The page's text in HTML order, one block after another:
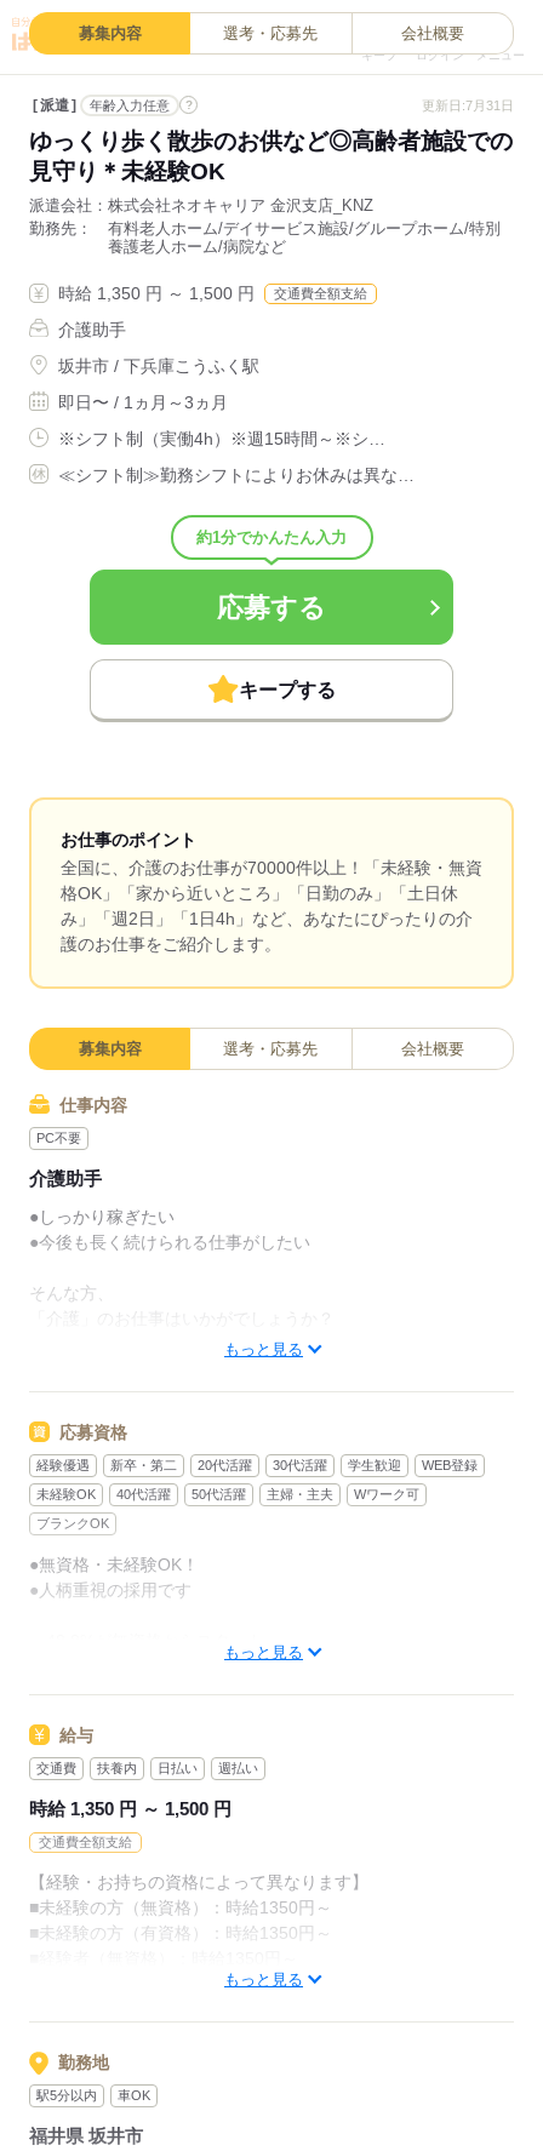
キープ ログイン メニュー
募集内容 選考・応募先 会社概要
派遣 年齢入力任意 ? 更新日:7月31日
ゆっくり歩く散歩のお供など◎高齢者施設での
見守り＊未経験OK
派遣会社
株式会社ネオキャリア 金沢支店_KNZ
勤務先
有料老人ホーム/デイサービス施設/グループホーム/特別
養護老人ホーム/病院など
時給 1,350 円 ～ 1,500 円 交通費全額支給
介護助手
坂井市 / 下兵庫こうふく駅
即日〜 / 1ヵ月～3ヵ月
※シフト制（実働4h）※週15時間～※シ…
≪シフト制≫勤務シフトによりお休みは異な…
約1分でかんたん入力
応募する
キープする
お仕事のポイント
全国に、介護のお仕事が70000件以上！「未経験・無資
格OK」「家から近いところ」「日勤のみ」「土日休
み」「週2日」「1日4h」など、あなたにぴったりの介
護のお仕事をご紹介します。
募集内容 選考・応募先 会社概要
仕事内容
PC不要
介護助手
●しっかり稼ぎたい
●今後も長く続けられる仕事がしたい
そんな方、
経験や資格がまったくいらない
“サポート”的なお仕事が増えてるんです。
たとえば、未経験・無資格の
新人さんにお任せするのは
の補充・運搬 など
カンタンなお仕事ばかり。
お仕事に慣れてきたら、少しずつ
専門的なこともお任せしていきます。
（食事・入浴・お手洗いのサポートなど）
きちんと経験を積めば、
あなたもはじめてみませんか？
応募する
もっと見る
応募資格
経験優遇 新卒・第二 20代活躍 30代活躍 学生歓迎
WEB登録
未経験OK
40代活躍 50代活躍 主婦・主夫
Wワーク可
ブランクOK
●無資格・未経験OK！
●人柄重視の採用です
・56.7％が未経験からスタート
スクールもありますし、
働ける職場をご紹介するなど、
介護未経験の方を全力でバックアップします！
もちろん経験者の方や、
介護福祉士、ケアマネージャー、
介護職員初任者研修等の資格保有者の方も大歓迎！
もっと見る
給与
交通費 扶養内 日払い 週払い
時給 1,350 円 ～ 1,500 円
交通費全額支給
【経験・お持ちの資格によって異なります】
■未経験の方（無資格）：時給1350円～
■未経験の方（有資格）：時給1350円～
■経験者（有資格）：時給1400円～
※22時～翌5時の就労は深夜時給適用
※お給料は最短で週払いOK！（規定有）
※残業代は別途全額支給
もっと見る
勤務地
駅5分以内 車OK
福井県 坂井市